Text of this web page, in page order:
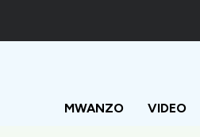
MWANZO VIDEO